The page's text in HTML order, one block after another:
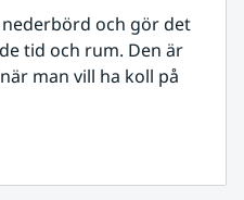
och gör det
tid och rum. Den är
man vill ha koll på